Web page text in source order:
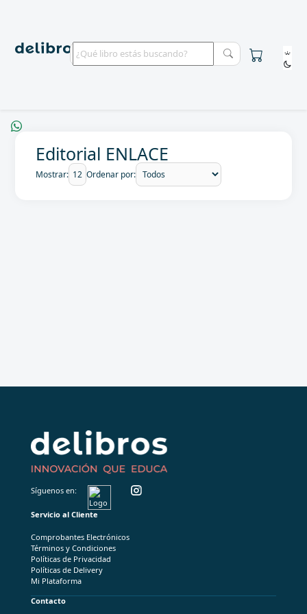
Editorial ENLACE
Mostrar: Ordenar por:
Síguenos en:
Servicio al Cliente
Comprobantes Electrónicos
Términos y Condiciones
Políticas de Privacidad
Políticas de Delivery
Mi Plataforma
Contacto